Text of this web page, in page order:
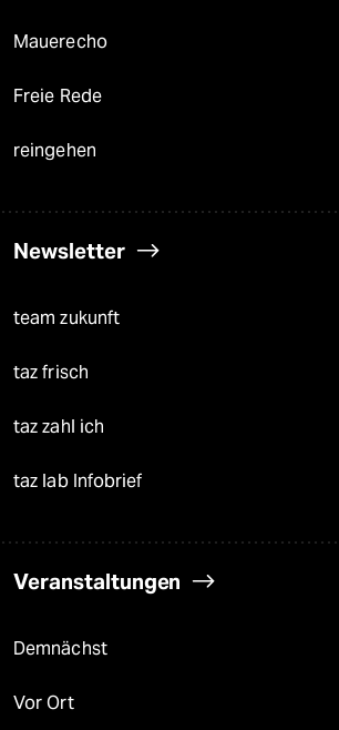
Mauerecho
Freie Rede
reingehen
Newsletter
team zukunft
taz frisch
taz zahl ich
taz lab Infobrief
Veranstaltungen
Demnächst
Vor Ort